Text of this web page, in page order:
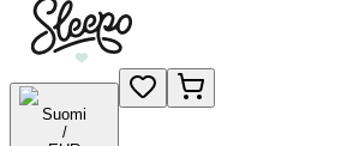
Suomi
/